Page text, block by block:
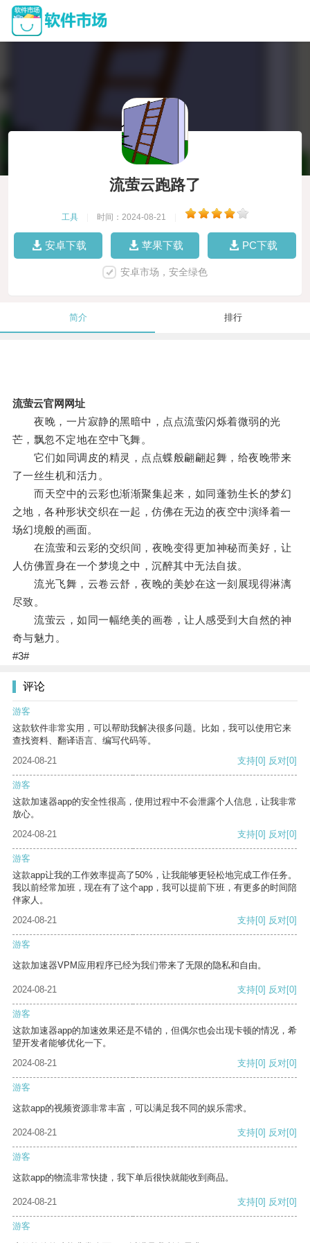
流萤云跑路了
工具 时间：2024-08-21
安卓下载 苹果下载 PC下载
安卓市场，安全绿色
简介 排行
流萤云官网网址
夜晚，一片寂静的黑暗中，点点流萤闪烁着微弱的光
芒，飘忽不定地在空中飞舞。
它们如同调皮的精灵，点点蝶般翩翩起舞，给夜晚带来
了一丝生机和活力。
而天空中的云彩也渐渐聚集起来，如同蓬勃生长的梦幻
之地，各种形状交织在一起，仿佛在无边的夜空中演绎着一
场幻境般的画面。
在流萤和云彩的交织间，夜晚变得更加神秘而美好，让
人仿佛置身在一个梦境之中，沉醉其中无法自拔。
流光飞舞，云卷云舒，夜晚的美妙在这一刻展现得淋漓
尽致。
流萤云，如同一幅绝美的画卷，让人感受到大自然的神
奇与魅力。
#3#
评论
游客
这款软件非常实用，可以帮助我解决很多问题。比如，我可以使用它来
查找资料、翻译语言、编写代码等。
2024-08-21
支持[0] 反对[0]
游客
这款加速器app的安全性很高，使用过程中不会泄露个人信息，让我非常
放心。
2024-08-21
支持[0] 反对[0]
游客
这款app让我的工作效率提高了50%，让我能够更轻松地完成工作任务。
我以前经常加班，现在有了这个app，我可以提前下班，有更多的时间陪
伴家人。
2024-08-21
支持[0] 反对[0]
游客
这款加速器VPM应用程序已经为我们带来了无限的隐私和自由。
2024-08-21 支持[0] 反对[0]
游客
这款加速器app的加速效果还是不错的，但偶尔也会出现卡顿的情况，希
望开发者能够优化一下。
2024-08-21
支持[0] 反对[0]
游客
这款app的视频资源非常丰富，可以满足我不同的娱乐需求。
2024-08-21 支持[0] 反对[0]
游客
这款app的物流非常快捷，我下单后很快就能收到商品。
2024-08-21 支持[0] 反对[0]
游客